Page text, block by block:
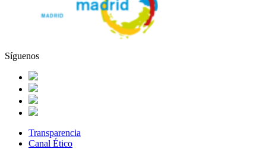
Síguenos
Transparencia
Canal Ético